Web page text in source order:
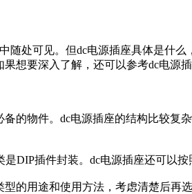
可见。但dc电源插座具体是什么
想要深入了解，还可以参考dc电源插
物件。dc电源插座的结构比较复
插件封装。dc电源插座还可以按
用途和使用方法，考虑清楚后再选